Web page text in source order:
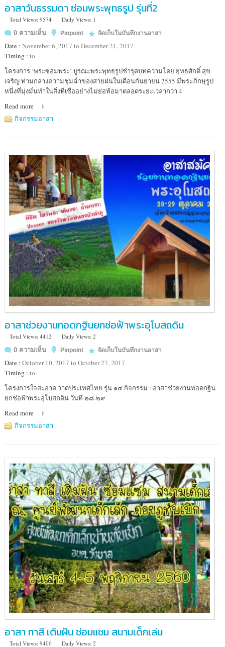
อาสาวันธรรมดา ซ่อมพระพุทธรูป รุ่นที่2
Total Views: 9574
Daily Views: 1
0 ความเห็น
Pinpoint จัดเก็บในบันทึกงานอาสา
Date : November 6, 2017 to December 21, 2017
Timing : to
Location
:
โรง
พยาบาล
ซ่อม
พระ
โครงการ ‘พระซ่อมพระ’ บูรณะพระพุทธรูปชำรุดบทความโดย ยุทธศักดิ์ สุข
เจริญ ท่ามกลางความชุ่มฉ่ำของสายฝนในเดือนกันยายน 2555 มีพระภิกษุรูป
หนึ่งที่มุ่งมั่นทำในสิ่งที่เชื่ออย่างไม่ย่อท้อมาตลอดระยะเวลากว่า 4
Read more
กิจกรรมอาสา
อาสาช่วยงานทอดกฐินยกช่อฟ้าพระอุโบสถดิน
Total Views: 4412
Daily Views: 2
0 ความเห็น
Pinpoint จัดเก็บในบันทึกงานอาสา
Date : October 10, 2017 to October 27, 2017
Timing : to
Location
:
ป่า
แสง
วนาราม
ตำบล
เก่า
กลอย
อำเภอ
นากลาง
จังหวัด
หนองบัวลำภู
โครงการใจสะอาด วาดประเทศไทย รุ่น ๑๔ กิจกรรม : อาสาช่วยงานทอดกฐิน
ยกช่อฟ้าพระอุโบสถดิน วันที่ ๒๘-๒๙
Read more
กิจกรรมอาสา
อาสา ทาสี เติมฝัน ซ่อมแซม สนามเด็กเล่น
Total Views: 9400 Daily Views: 2